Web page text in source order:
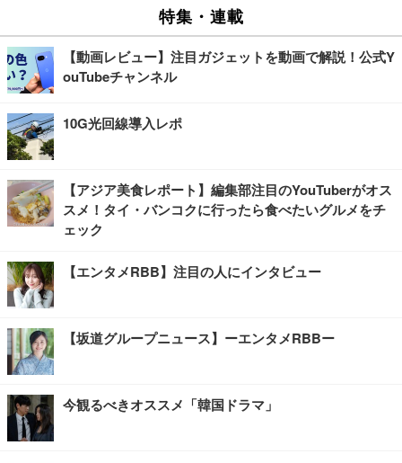
特集・連載
【動画レビュー】注目ガジェットを動画で解説！公式Y
ouTubeチャンネル
10G光回線導入レポ
【アジア美食レポート】編集部注目のYouTuberがオス
スメ！タイ・バンコクに行ったら食べたいグルメをチ
ェック
【エンタメRBB】注目の人にインタビュー
【坂道グループニュース】ーエンタメRBBー
今観るべきオススメ「韓国ドラマ」